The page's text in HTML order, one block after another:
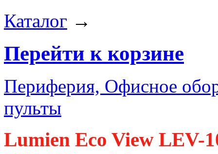
Каталог →
Перейти к корзине
Периферия, Офисное
пульты
Lumien Eco View LEV-